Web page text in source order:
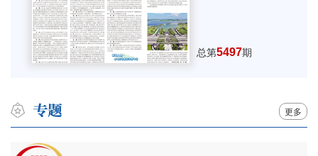
总第5497期
更多